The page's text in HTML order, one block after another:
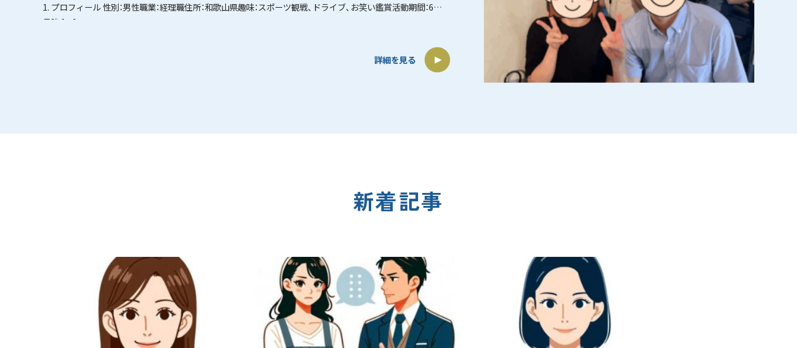
1. プロフィール 性別：男性職業：経理職住所：和歌山県趣味：スポーツ観戦、ドライブ、お笑い鑑賞活動期間：6ヶ
月強 […]
詳細を見る
新着記事